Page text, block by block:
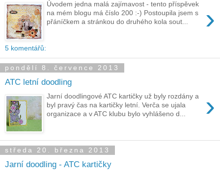
›
Úvodem jedna malá zajímavost - tento příspěvek
na mém blogu má číslo 200 :-) Postoupila jsem s
přáníčkem a stránkou do druhého kola sout...
5 komentářů:
pondělí 8. července 2013
ATC letní doodling
›
Jarní doodlingové ATC kartičky už byly rozdány a
byl pravý čas na kartičky letní. Verča se ujala
organizace a v ATC klubu bylo vyhlášeno d...
středa 20. března 2013
Jarní doodling - ATC kartičky